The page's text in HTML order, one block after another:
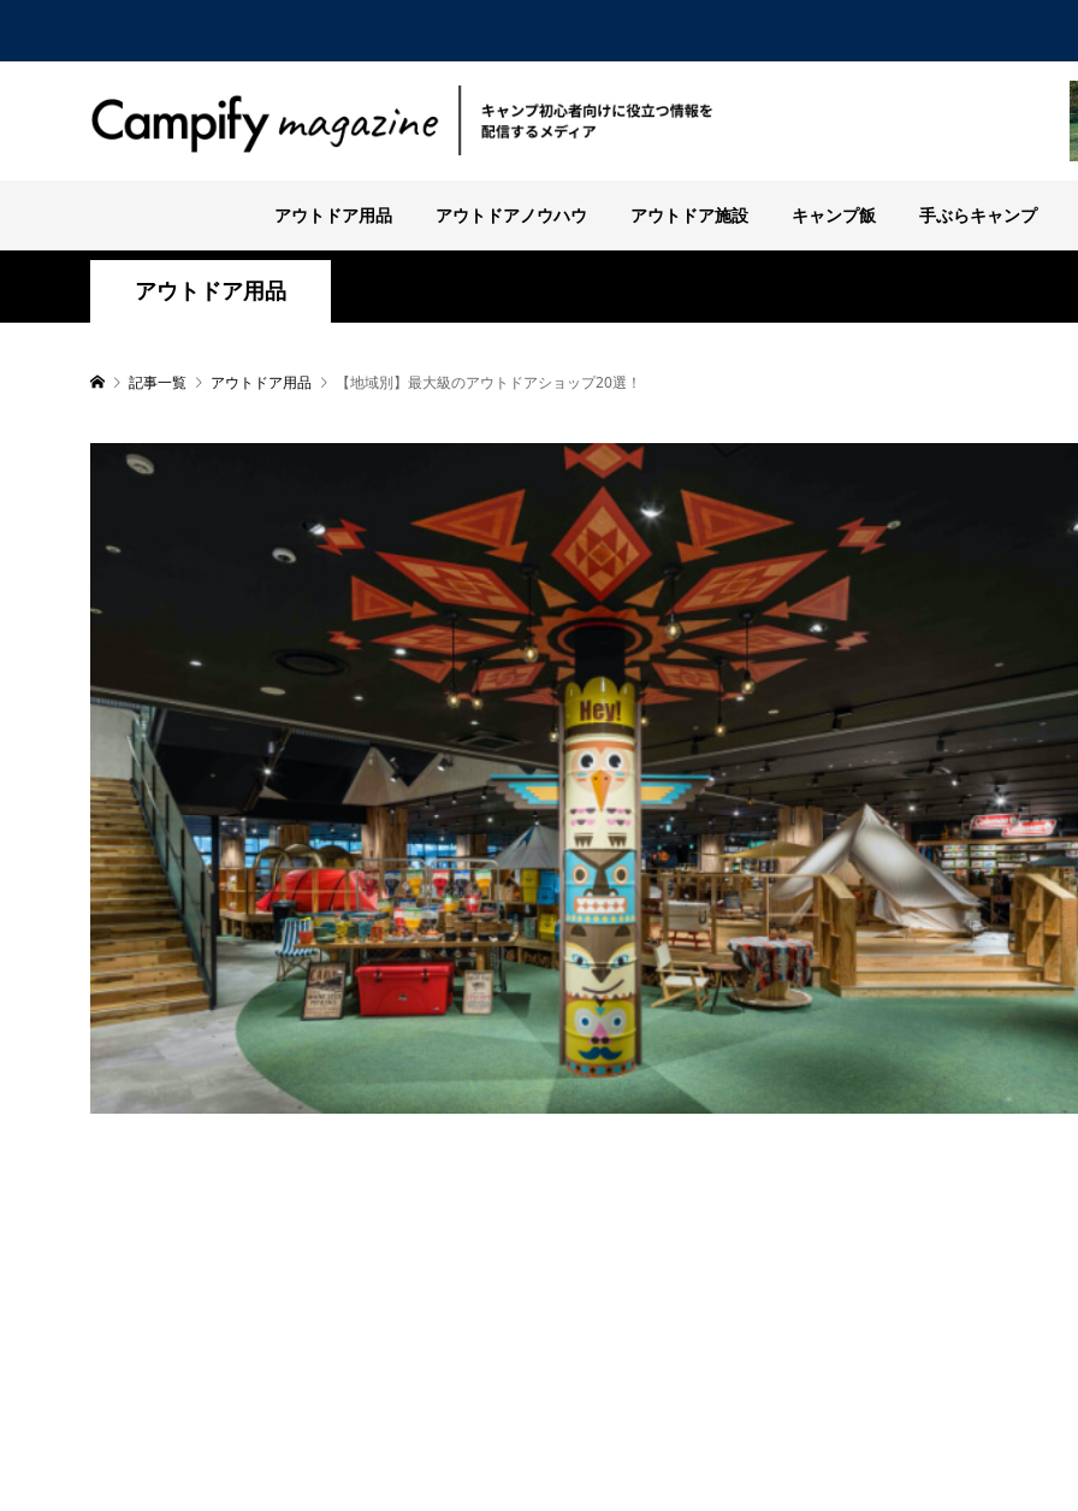
アウトドア用品 アウトドアノウハウ アウトドア施設 キャンプ飯 手ぶらキャンプ
アウトドア用品
記事一覧 アウトドア用品 【地域別】最大級のアウトドアショップ20選！